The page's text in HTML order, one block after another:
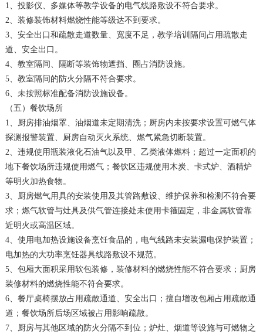
1、投影仪、多媒体等教学设备的电气线路敷设不符合要求。
2、装修装饰材料燃烧性能等级达不到要求。
3、安全出口和疏散走道数量、宽度不足，教学培训隔间占用疏散走
道、安全出口。
4、教室隔间、隔断等装饰物遮挡、圈占消防设施。
5、教室隔间的防火分隔不符合要求。
6、未按照标准配备消防设施设备。
（五）餐饮场所
1、厨房排油烟罩、油烟道未定期清洗；厨房内未按要求设置可燃气体
探测报警装置、厨房自动灭火系统、燃气紧急切断装置。
2、违规使用瓶装液化石油气以及甲、乙类液体燃料；超过一定面积的
地下餐饮场所违规使用燃气；餐饮区违规使用木炭、卡式炉、酒精炉
等明火加热食物。
3、厨房燃气用具的安装使用及其管路敷设、维护保养和检测不符合要
求；燃气软管与灶具及供气管连接处未使用卡箍固定，非金属软管靠
近明火或高温区域。
4、使用电加热设施设备烹饪食品的，电气线路未安装漏电保护装置；
电加热的大功率烹饪器具线路敷设不规范。
5、包厢大面积采用软包装修，装修材料的燃烧性能不符合要求；厨房
装修材料的燃烧性能不符合要求。
6、餐厅桌椅摆放占用疏散通道、安全出口；擅自增改包厢占用疏散通
道；餐饮场所后场区域被占用影响疏散。
7、厨房与其他区域的防火分隔不到位；炉灶、烟道等设施与可燃物之